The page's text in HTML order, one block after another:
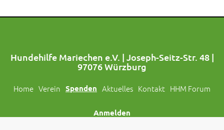
Hundehilfe Mariechen e.V. | Joseph-Seitz-Str. 48 |
97076 Würzburg
Home Verein Spenden Aktuelles Kontakt HHM Forum
Anmelden